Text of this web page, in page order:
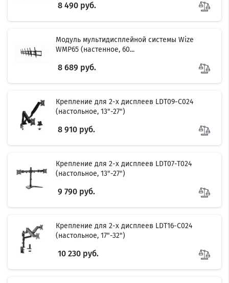
8 490 руб.
Модуль мультидисплейной системы Wize
WMP65 (настенное, 60...
8 689 руб.
Крепление для 2-х дисплеев LDT09-C024
(настольное, 13"-27")
8 910 руб.
Крепление для 2-х дисплеев LDT07-T024
(настольное, 13"-27")
9 790 руб.
Крепление для 2-х дисплеев LDT16-C024
(настольное, 17"-32")
10 230 руб.